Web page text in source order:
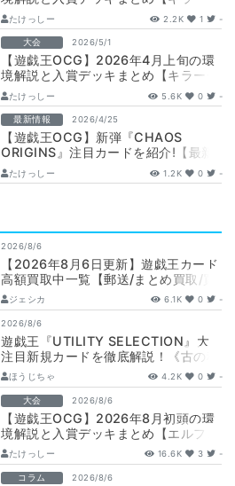
ューン/光と闇の儀式/巳剣ライゼオル/
…
たけっしー 2.2K 1 -
大会 2026/5/1
【遊戯王OCG】2026年4月上旬の環
境解説と入賞デッキまとめ【キラーチ
ューン/エルフェンノーツ/ブリッツク
リ…
たけっしー 5.6K 0 -
最新情報 2026/4/25
【遊戯王OCG】新弾『CHAOS
ORIGINS』注目カードを紹介!【最新
情報】
たけっしー 1.2K 0 -
2026/8/6
【2026年8月6日更新】遊戯王カード
高額買取中一覧【郵送/まとめ買取/買
取表/相場/レリーフ】
ジェシカ 6.1K 0 -
2026/8/6
遊戯王『UTILITY SELECTION』大
注目新規カードを徹底解説！《古の秘
儀/聖なる心のバリア －マイン…
ほうじちゃ 4.2K 0 -
大会 2026/8/6
【遊戯王OCG】2026年8月初頭の環
境解説と入賞デッキまとめ【エルフェ
ンノーツ/トゥーン/キラーチューン/
ウ…
たけっしー 16.6K 3 -
コラム 2026/8/6